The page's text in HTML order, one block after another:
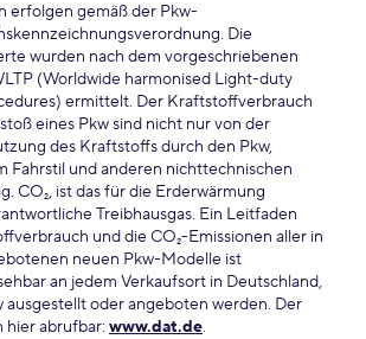
erfolgen gemäß der Pkw-
Die
wurden nach dem vorgeschriebenen
(Worldwide harmonised Light-duty
ermittelt. Der Kraftstoffverbrauch
eines Pkw sind nicht nur von der
des Kraftstoffs durch den Pkw,
Fahrstil und anderen nichttechnischen
CO₂, ist das für die Erderwärmung
Treibhausgas. Ein Leitfaden
und die CO₂-Emissionen aller in
neuen Pkw-Modelle ist
an jedem Verkaufsort in Deutschland,
ausgestellt oder angeboten werden. Der
hier abrufbar: www.dat.de.